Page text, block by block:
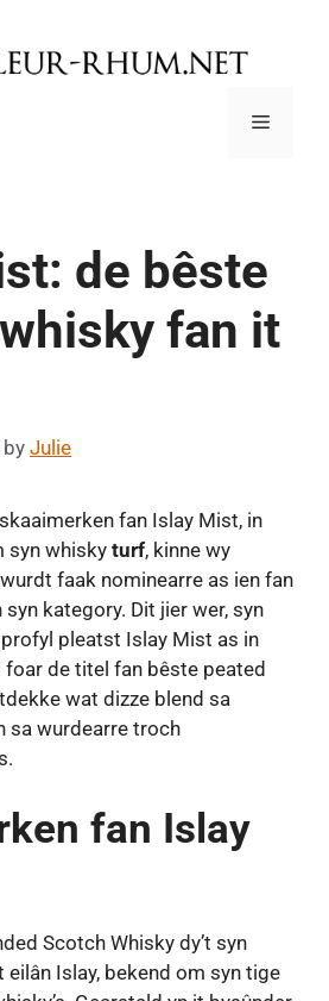
Menu
de bêste
fan it
by Julie
fan Islay Mist, in
syn whiskyturf, kinne wy ​​
faak nominearre as ien fan
kategory. Dit jier wer, syn
pleatst Islay Mist as in
de titel fan bêste peated
wat dizze blend sa
sa wurdearre troch
fan Islay
Scotch Whisky dy’t syn
Islay, bekend om syn tige